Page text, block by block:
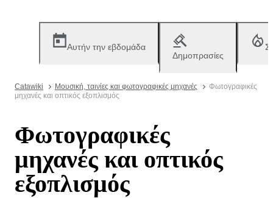
Αυτήν την εβδομάδα
Δημοπρασίες
Catawiki Μουσική, ταινίες και φωτογραφικές μηχανές
Φωτογραφικές
μηχανές και οπτικός εξοπλισμός
Φωτογραφικές
μηχανές και οπτικός
εξοπλισμός